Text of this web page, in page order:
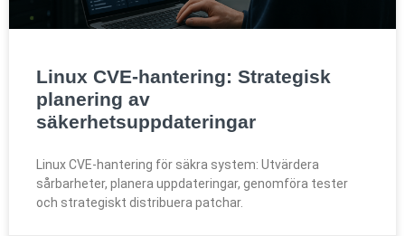
Linux CVE-hantering: Strategisk
planering av
säkerhetsuppdateringar
Linux CVE-hantering för säkra system: Utvärdera
sårbarheter, planera uppdateringar, genomföra tester
och strategiskt distribuera patchar.